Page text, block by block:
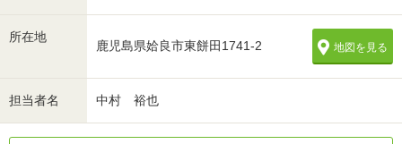
所在地
鹿児島県姶良市東餅田1741-2 地図を見る
担当者名 中村 裕也